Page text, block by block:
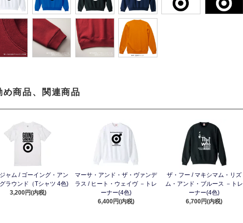
め商品、関連商品
ャム / ゴーイング・アン
ラウンド（Tシャツ 4色)
3,200円(内税)
マーサ・アンド・ザ・ヴァンデ
ラス / ヒート・ウェイヴ －トレ
ーナー(4色)
6,400円(内税)
ザ・フー / マキシマム・リズ
ム・アンド・ブルース －トレ
ーナー(4色)
6,700円(内税)